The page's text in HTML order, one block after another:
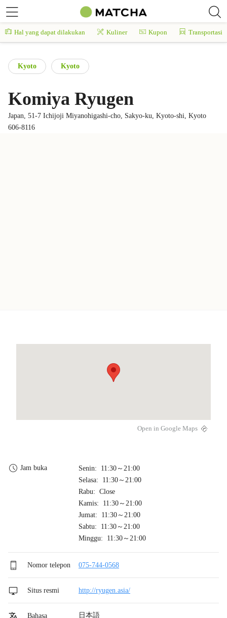
Hal yang dapat dilakukan Kuliner Kupon Transportasi
Kyoto Kyoto
Komiya Ryugen
Japan, 51-7 Ichijoji Miyanohigashi-cho, Sakyo-ku, Kyoto-shi, Kyoto
606-8116
Open in Google Maps
Jam buka
Senin: 11:30～21:00
Selasa: 11:30～21:00
Rabu: Close
Kamis: 11:30～21:00
Jumat: 11:30～21:00
Sabtu: 11:30～21:00
Minggu: 11:30～21:00
Nomor telepon 075-744-0568
Situs resmi http://ryugen.asia/
Bahasa 日本語